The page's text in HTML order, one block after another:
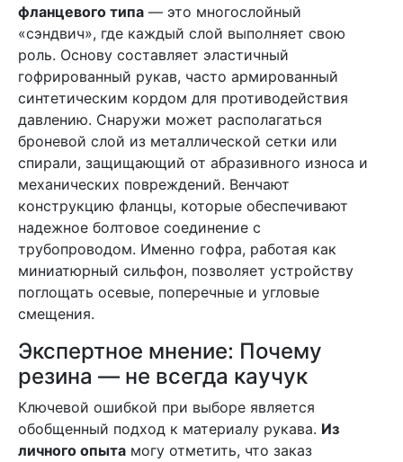
фланцевого типа — это многослойный
«сэндвич», где каждый слой выполняет свою
роль. Основу составляет эластичный
гофрированный рукав, часто армированный
синтетическим кордом для противодействия
давлению. Снаружи может располагаться
броневой слой из металлической сетки или
спирали, защищающий от абразивного износа и
механических повреждений. Венчают
конструкцию фланцы, которые обеспечивают
надежное болтовое соединение с
трубопроводом. Именно гофра, работая как
миниатюрный сильфон, позволяет устройству
поглощать осевые, поперечные и угловые
смещения.
Экспертное мнение: Почему
резина — не всегда каучук
Ключевой ошибкой при выборе является
обобщенный подход к материалу рукава. Из
личного опыта могу отметить, что заказ